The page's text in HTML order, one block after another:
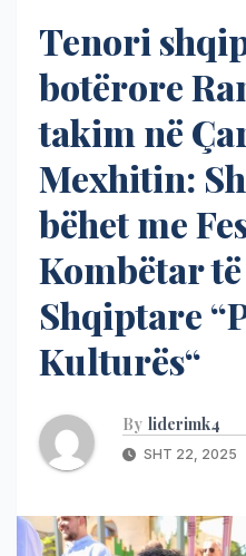
Tenori
botërore
takim në
Mexhitin:
bëhet me
Kombëtar
Shqiptare
Kulturës“
By liderimk4
SHT 22, 2025